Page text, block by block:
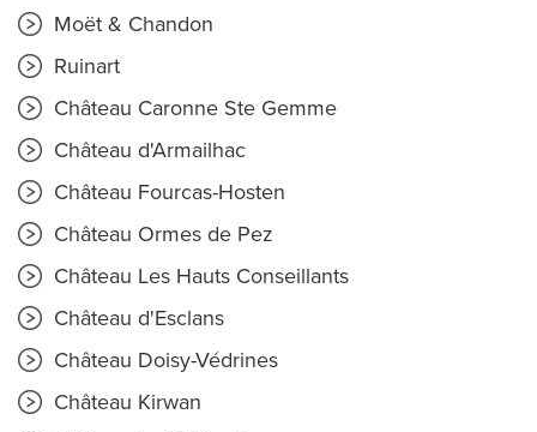
Moët & Chandon
Ruinart
Château Caronne Ste Gemme
Château d'Armailhac
Château Fourcas-Hosten
Château Ormes de Pez
Château Les Hauts Conseillants
Château d'Esclans
Château Doisy-Védrines
Château Kirwan